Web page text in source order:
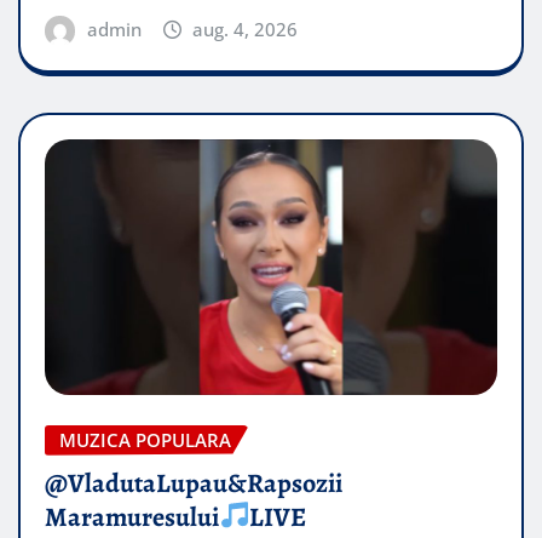
admin aug. 4, 2026
MUZICA POPULARA
@VladutaLupau&Rapsozii
Maramuresului
LIVE